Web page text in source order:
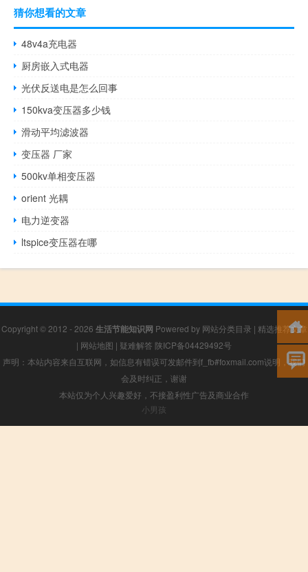
猜你想看的文章
48v4a充电器
厨房嵌入式电器
光伏反送电是怎么回事
150kva变压器多少钱
滑动平均滤波器
变压器 厂家
500kv单相变压器
orient 光耦
电力逆变器
ltspice变压器在哪
Copyright © 2012 - 2026 生活节能知识网 Powered by 网站分类目录 | 精选推荐文章
| 网站地图 | 疑难解答 陕ICP备04429492号
声明：本站内容来自互联网，如信息有错误可发邮件到f_fb#foxmail.com说明，我们
会及时纠正，谢谢
本站仅为个人兴趣爱好，不接盈利性广告及商业合作
小男孩